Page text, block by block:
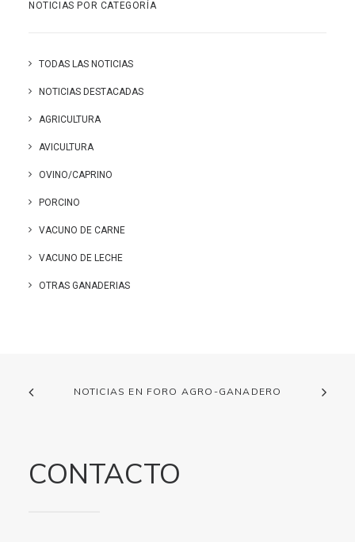
NOTICIAS POR CATEGORÍA
TODAS LAS NOTICIAS
NOTICIAS DESTACADAS
AGRICULTURA
AVICULTURA
OVINO/CAPRINO
PORCINO
VACUNO DE CARNE
VACUNO DE LECHE
OTRAS GANADERIAS
NOTICIAS EN FORO AGRO-GANADERO
CONTACTO